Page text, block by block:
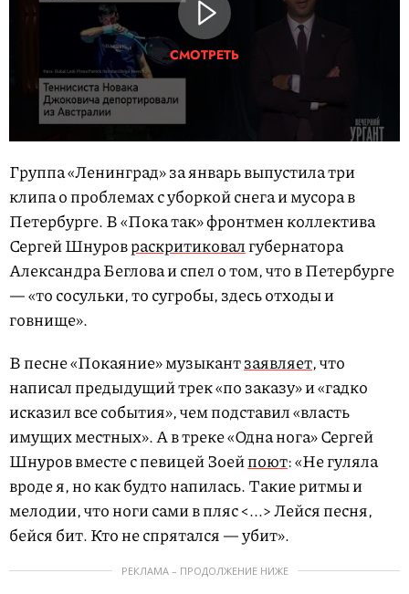
СМОТРЕТЬ
Группа «Ленинград» за январь выпустила три
клипа о проблемах с уборкой снега и мусора в
Петербурге. В «Пока так» фронтмен коллектива
Сергей Шнуровраскритиковалгубернатора
Александра Беглова и спел о том, что в Петербурге
— «то сосульки, то сугробы, здесь отходы и
говнище».
В песне «Покаяние» музыкантзаявляет, что
написал предыдущий трек «по заказу» и «гадко
исказил все события», чем подставил «власть
имущих местных». А в треке «Одна нога» Сергей
Шнуров вместе с певицей Зоейпоют: «Не гуляла
вроде я, но как будто напилась. Такие ритмы и
мелодии, что ноги сами в пляс <...> Лейся песня,
бейся бит. Кто не спрятался — убит».
РЕКЛАМА – ПРОДОЛЖЕНИЕ НИЖЕ